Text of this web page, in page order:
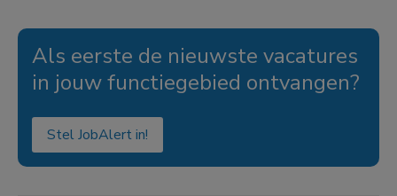
Als eerste de nieuwste vacatures
in jouw functiegebied ontvangen?
Stel JobAlert in!